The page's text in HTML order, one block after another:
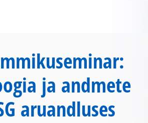
ja andmete
aruandluses